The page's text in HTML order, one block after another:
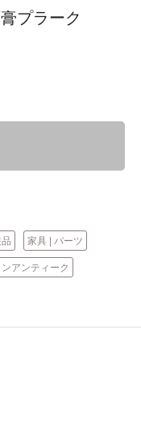
プラーク
家具 | パーツ
アンティーク